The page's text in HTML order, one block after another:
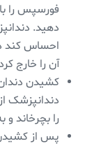
فورسپس را
دهید.
احساس کند
آن را خارج
کشیدن
دندانپزشک
را بچرخاند
پس از